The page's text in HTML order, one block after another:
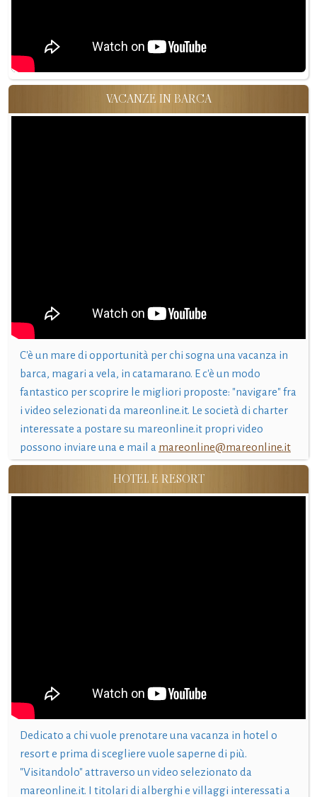
VACANZE IN BARCA
C'è un mare di opportunità per chi sogna una vacanza in
barca, magari a vela, in catamarano. E c'è un modo
fantastico per scoprire le migliori proposte: "navigare" fra
i video selezionati da mareonline.it. Le società di charter
interessate a postare su mareonline.it propri video
possono inviare una e mail a mareonline@mareonline.it
HOTEL E RESORT
Dedicato a chi vuole prenotare una vacanza in hotel o
resort e prima di scegliere vuole saperne di più.
"Visitandolo" attraverso un video selezionato da
mareonline.it. I titolari di alberghi e villaggi interessati a